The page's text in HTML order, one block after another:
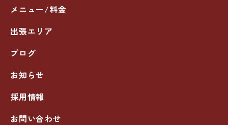
メニュー/料金
出張エリア
ブログ
お知らせ
採用情報
お問い合わせ